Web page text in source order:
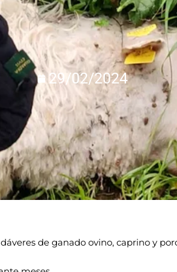
29/02/2024
de ganado ovino, caprino y